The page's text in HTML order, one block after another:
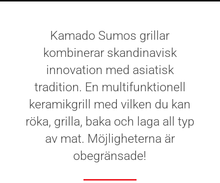
Kamado Sumos grillar
kombinerar skandinavisk
innovation med asiatisk
tradition. En multifunktionell
keramikgrill med vilken du kan
röka, grilla, baka och laga all typ
av mat. Möjligheterna är
obegränsade!